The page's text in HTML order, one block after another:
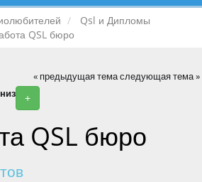
Qsl и Дипломы
QSL бюро
« предыдущая темаследующая тема »
+
QSL бюро